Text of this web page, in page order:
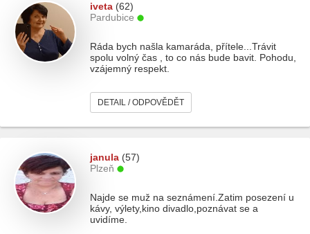
iveta (62)
Pardubice
Ráda bych našla kamaráda, přítele...Trávit
spolu volný čas , to co nás bude bavit. Pohodu,
vzájemný respekt.
DETAIL / ODPOVĚDĚT
janula (57)
Plzeň
Najde se muž na seznámení.Zatim posezení u
kávy, výlety,kino divadlo,poznávat se a
uvidíme.